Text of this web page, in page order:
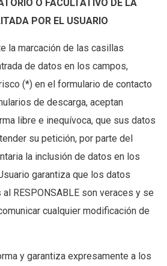
O FACULTATIVO DE LA
POR EL USUARIO
la marcación de las casillas
de datos en los campos,
(*) en el formulario de contacto
de descarga, aceptan
libre e inequívoca, que sus datos
su petición, por parte del
la inclusión de datos en los
garantiza que los datos
RESPONSABLE son veraces y se
cualquier modificación de
y garantiza expresamente a los